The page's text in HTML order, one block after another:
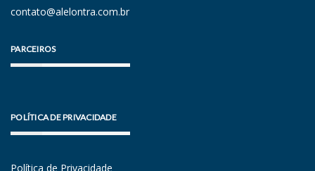
contato@alelontra.com.br
PARCEIROS
POLÍTICA DE PRIVACIDADE
Política de Privacidade